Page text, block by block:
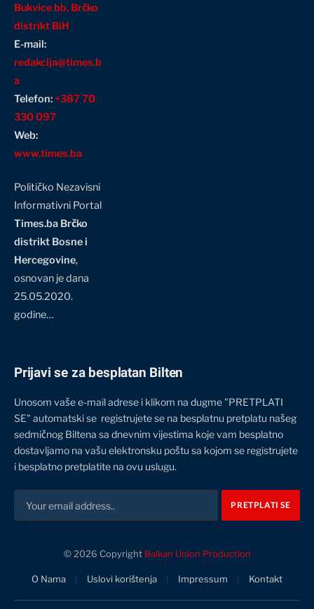
Bukvice bb, Brčko
distrikt BiH
E-mail:
redakcija@times.b
a
Telefon:+387 70
330 097
Web:
www.times.ba
Političko Nezavisni
Informativni Portal
Times.ba Brčko
distrikt Bosne i
Hercegovine,
osnovan je dana
25.05.2020.
godine…
Prijavi se za besplatan Bilten
Unosom vaše e-mail adrese i klikom na dugme "PRETPLATI
SE" automatski se registrujete se na besplatnu pretplatu našeg
sedmičnog Biltena sa dnevnim vijestima koje vam besplatno
dostavljamo na vašu elektronsku poštu sa kojom se registrujete
i besplatno pretplatite na ovu uslugu.
© 2026 Copyright Balkan Union Production
O Nama Uslovi korištenja Impressum Kontakt